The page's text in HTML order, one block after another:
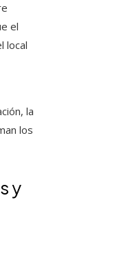
el
local
la
los
y